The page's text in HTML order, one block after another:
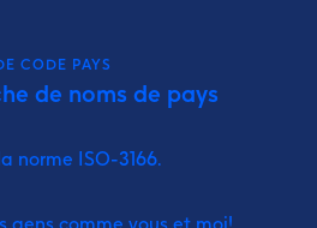
CODE PAYS
de noms de pays
norme ISO-3166.
gens comme vous et moi!